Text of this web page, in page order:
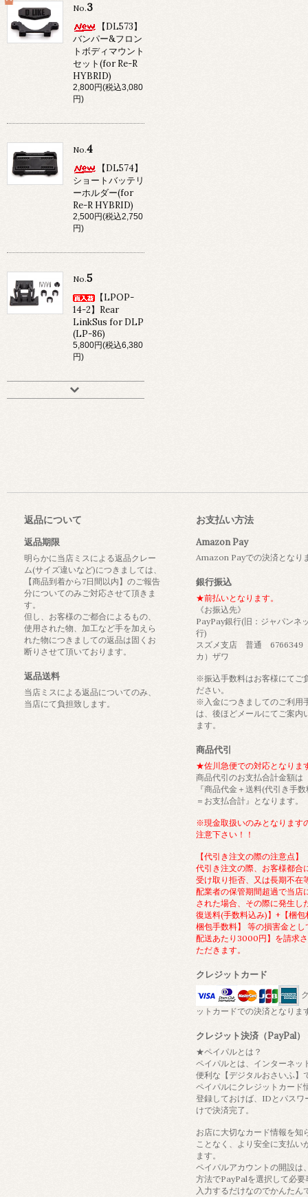
No.3
【DL573】
バンパー&フロン
トボディマウント
セット(for Re-R
HYBRID)
2,800円(税込3,080
円)
No.4
【DL574】
ショートバッテリ
ーホルダー(for
Re-R HYBRID)
2,500円(税込2,750
円)
No.5
【LPOP-
14-2】Rear
LinkSus for DLP
(LP-86)
5,800円(税込6,380
円)
返品について
返品期限
明らかに当店ミスによる返品クレー
ム(サイズ違いなど)につきましては、
【商品到着から7日間以内】のご報告
分についてのみご対応させて頂きま
す。
但し、お客様のご都合によるもの、
使用された物、加工など手を加えら
れた物につきましての返品は固くお
断りさせて頂いております。
返品送料
当店ミスによる返品についてのみ、
当店にて負担致します。
お支払い方法
Amazon Pay
Amazon Payでの決済となり
銀行振込
★前払いとなります。
《お振込先》
PayPay銀行(旧：ジャパンネ
行)
スズメ支店 普通 6766349
カ）ザワ
※振込手数料はお客様にてご
ださい。
※入金につきましてのご利用
は、後ほどメールにてご案内
ます。
商品代引
★佐川急便での対応となりま
商品代引のお支払合計金額は
『商品代金＋送料(代引き手
＝お支払合計』となります。
※現金取扱いのみとなります
注意下さい！！
【代引き注文の際の注意点】
代引き注文の際、お客様都合
受け取り拒否、又は長期不在
配業者の保管期間超過で当店
された場合、その際に発生し
復送料(手数料込み)】+【梱包
梱包手数料】 等の損害金とし
配送あたり3000円】を請求
ただきます。
クレジットカード
ットカードでの決済となりま
クレジット決済（PayPal）
★ペイパルとは？
ペイパルとは、インターネッ
便利な【デジタルおさいふ】
ペイパルにクレジットカード
登録しておけば、IDとパスワ
けで決済完了。
お店に大切なカード情報を知
ことなく、より安全に支払い
ます。
ペイパルアカウントの開設は
方法でPayPalを選択して必要
入力するだけなのでかんたん